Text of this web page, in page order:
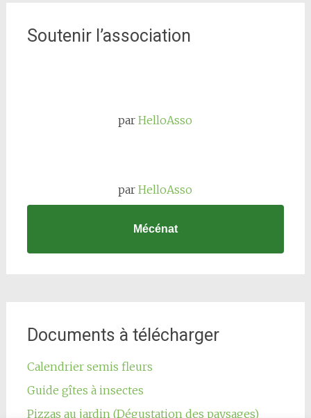
Soutenir l’association
parHelloAsso
parHelloAsso
Mécénat
Documents à télécharger
Calendrier semis fleurs
Guide gîtes à insectes
Pizzas au jardin (Dégustation des paysages)